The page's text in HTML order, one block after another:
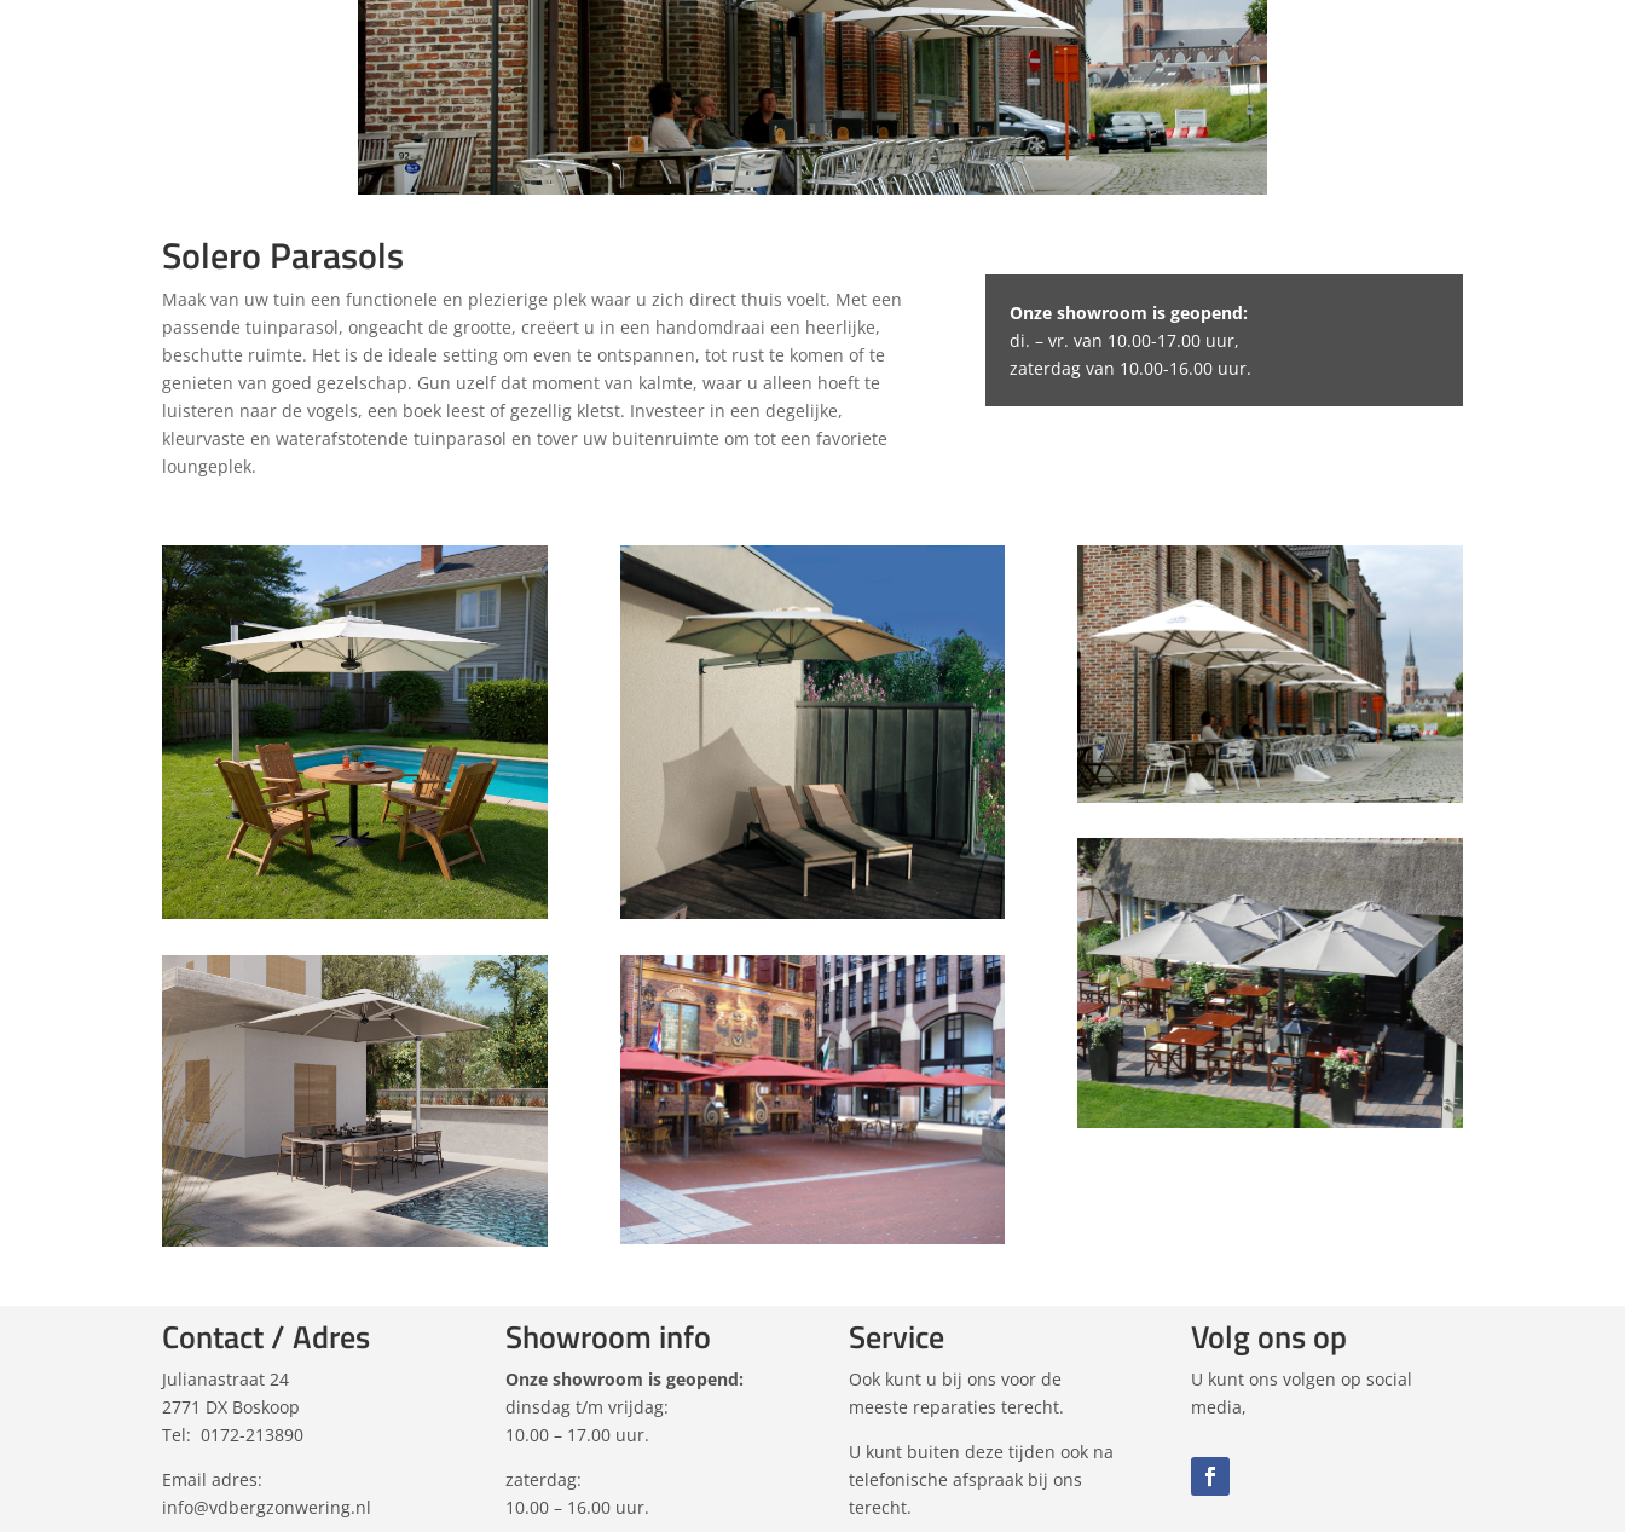
Solero Parasols
Maak van uw tuin een functionele en plezierige plek waar u zich direct thuis voelt. Met een
passende tuinparasol, ongeacht de grootte, creëert u in een handomdraai een heerlijke,
beschutte ruimte. Het is de ideale setting om even te ontspannen, tot rust te komen of te
genieten van goed gezelschap. Gun uzelf dat moment van kalmte, waar u alleen hoeft te
luisteren naar de vogels, een boek leest of gezellig kletst. Investeer in een degelijke,
kleurvaste en waterafstotende tuinparasol en tover uw buitenruimte om tot een favoriete
loungeplek.
Onze showroom is geopend:
di. – vr. van 10.00-17.00 uur,
zaterdag van 10.00-16.00 uur.
Contact / Adres
Julianastraat 24
2771 DX Boskoop
Tel:0172-213890
Email adres:
info@vdbergzonwering.nl
Showroom info
Onze showroom is geopend:
dinsdag t/m vrijdag:
10.00 – 17.00 uur.
zaterdag:
10.00 – 16.00 uur.
Service
Ook kunt u bij ons voor de
meeste reparaties terecht.
U kunt buiten deze tijden ook na
telefonische afspraak bij ons
terecht.
Volg ons op
U kunt ons volgen op social
media,